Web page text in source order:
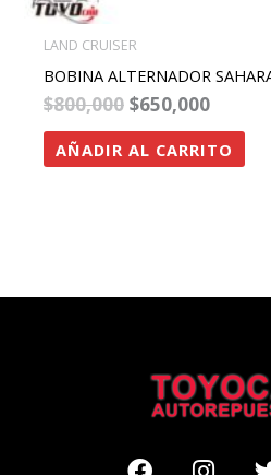
LAND CRUISER
BOBINA ALTERNADOR
$800,000 $650,000
AÑADIR AL CARRITO
Facebook